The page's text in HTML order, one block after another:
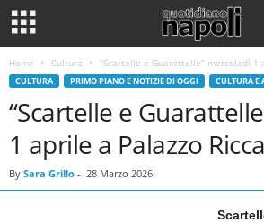
Home Cultura “Scartelle e Guarattelle” mercoledì 1
CULTURA PRIMO PIANO E NOTIZIE DI OGGI CULTURA E
“Scartelle e
1 aprile a Palazzo Ricca
By Sara Grillo - 28 Marzo 2026